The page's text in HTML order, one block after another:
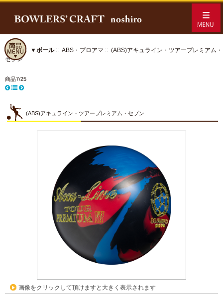
ホーム:: ▼ボール:: ABS・プロアマ :: (ABS)アキュライン・ツアープレミアム・
セブン
商品7/25
(ABS)アキュライン・ツアープレミアム・セブン
画像をクリックして頂けますと大きく表示されます